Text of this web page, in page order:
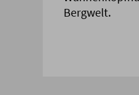
Bergwelt.